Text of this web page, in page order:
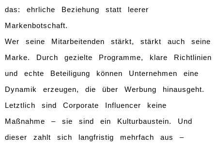
das: ehrliche Beziehung statt leerer
Markenbotschaft.
Wer seine Mitarbeitenden stärkt, stärkt auch seine
Marke. Durch gezielte Programme, klare Richtlinien
und echte Beteiligung können Unternehmen eine
Dynamik erzeugen, die über Werbung hinausgeht.
Letztlich sind Corporate Influencer keine
Maßnahme – sie sind ein Kulturbaustein. Und
dieser zahlt sich langfristig mehrfach aus –